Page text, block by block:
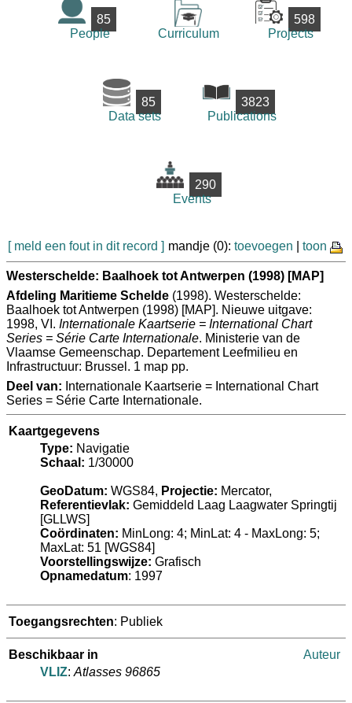
85
People
Curriculum
598
Projects
85
Data sets
3823
Publications
290
Events
[ meld een fout in dit record ] mandje (0): toevoegen toon
Westerschelde: Baalhoek tot Antwerpen (1998) [MAP]
Afdeling Maritieme Schelde (1998). Westerschelde:
Baalhoek tot Antwerpen (1998) [MAP]. Nieuwe uitgave:
1998, VI. Internationale Kaartserie = International Chart
Series = Série Carte Internationale. Ministerie van de
Vlaamse Gemeenschap. Departement Leefmilieu en
Infrastructuur: Brussel. 1 map pp.
Deel van: Internationale Kaartserie = International Chart
Series = Série Carte Internationale.
Kaartgegevens
Type: Navigatie
Schaal: 1/30000
GeoDatum: WGS84, Projectie: Mercator,
Referentievlak: Gemiddeld Laag Laagwater Springtij
[GLLWS]
Coördinaten: MinLong: 4; MinLat: 4 - MaxLong: 5;
MaxLat: 51 [WGS84]
Voorstellingswijze: Grafisch
Opnamedatum: 1997
Toegangsrechten: Publiek
Beschikbaar in
Auteur
VLIZ: Atlasses 96865